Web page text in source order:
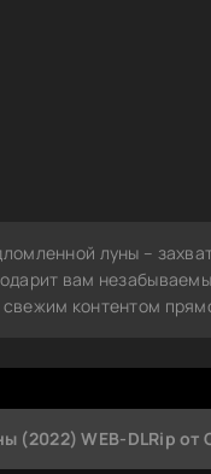
луны –
вам
контентом
(2022) WEB-DLRip от